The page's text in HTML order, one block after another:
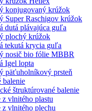
konjugovaný krúžok
Super Raschigov krúžok
dutá plávajúca guľa
plochý krúžok
tekutá krycia guľa
nosič bio fólie MBBR
Igel lopta
päťuholníkový prsteň
balenie
štruktúrované balenie
z vlnitého plastu
z vlnitého plechu